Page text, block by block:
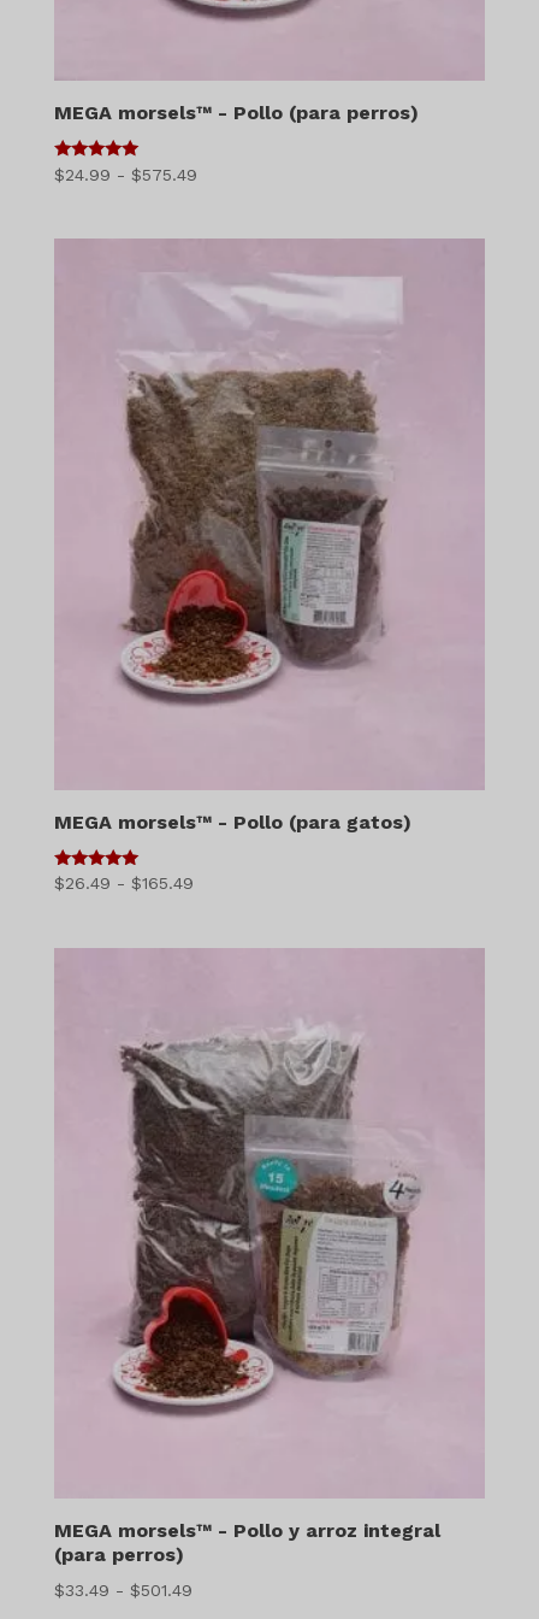
MEGA morsels™ - Pollo (para perros)
5
de 5
$24.99 - $575.49Gama
a
$575.49
MEGA morsels™ - Pollo (para gatos)
5
de 5
$26.49 - $165.49Gama
MEGA morsels™ - Pollo y arroz integral
(para perros)
$33.49 - $501.49Gama